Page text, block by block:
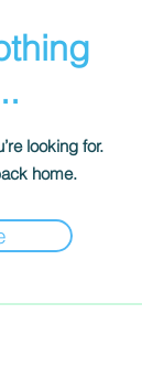
looking for.
home.